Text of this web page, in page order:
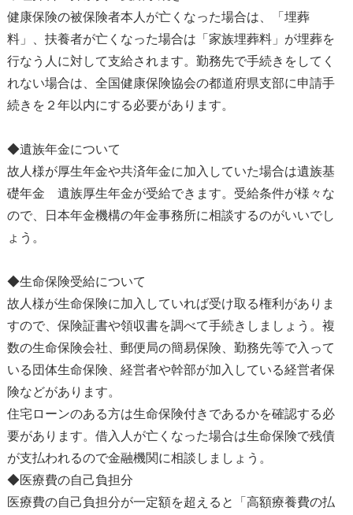
健康保険の被保険者本人が亡くなった場合は、「埋葬
料」、扶養者が亡くなった場合は「家族埋葬料」が埋葬を
行なう人に対して支給されます。勤務先で手続きをしてく
れない場合は、全国健康保険協会の都道府県支部に申請手
続きを２年以内にする必要があります。
◆遺族年金について
故人様が厚生年金や共済年金に加入していた場合は遺族基
礎年金 遺族厚生年金が受給できます。受給条件が様々な
ので、日本年金機構の年金事務所に相談するのがいいでし
ょう。
◆生命保険受給について
故人様が生命保険に加入していれば受け取る権利がありま
すので、保険証書や領収書を調べて手続きしましょう。複
数の生命保険会社、郵便局の簡易保険、勤務先等で入って
いる団体生命保険、経営者や幹部が加入している経営者保
険などがあります。
住宅ローンのある方は生命保険付きであるかを確認する必
要があります。借入人が亡くなった場合は生命保険で残債
が支払われるので金融機関に相談しましょう。
◆医療費の自己負担分
医療費の自己負担分が一定額を超えると「高額療養費の払